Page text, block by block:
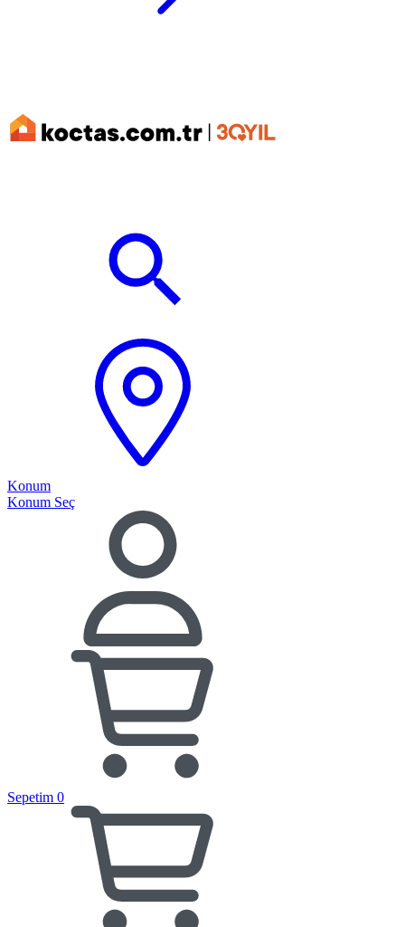
Konum
Konum Seç
Sepetim 0